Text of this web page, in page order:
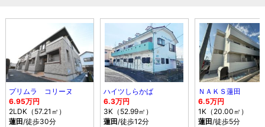
プリムラ コリーヌ
6.95万円
2LDK（57.21㎡）
蓮田/徒歩30分
ハイツしらかば
6.3万円
3K（52.99㎡）
蓮田/徒歩12分
ＮＡＫＳ蓮田
6.5万円
1K（20.00㎡）
蓮田/徒歩5分